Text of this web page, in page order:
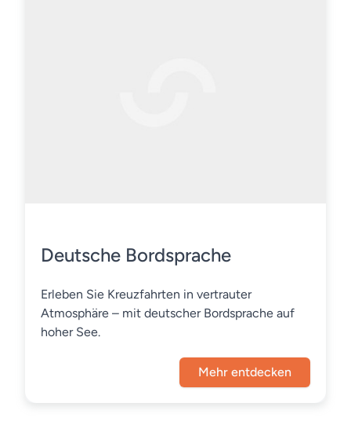
Deutsche Bordsprache
Erleben Sie Kreuzfahrten in vertrauter
Atmosphäre – mit deutscher Bordsprache auf
hoher See.
Mehr entdecken